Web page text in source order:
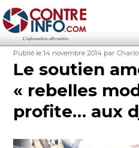
Contre-Info
Publié
le
Publié le 14 novembre 2014 Auteur
par
Le soutien
« rebelles
profite… aux